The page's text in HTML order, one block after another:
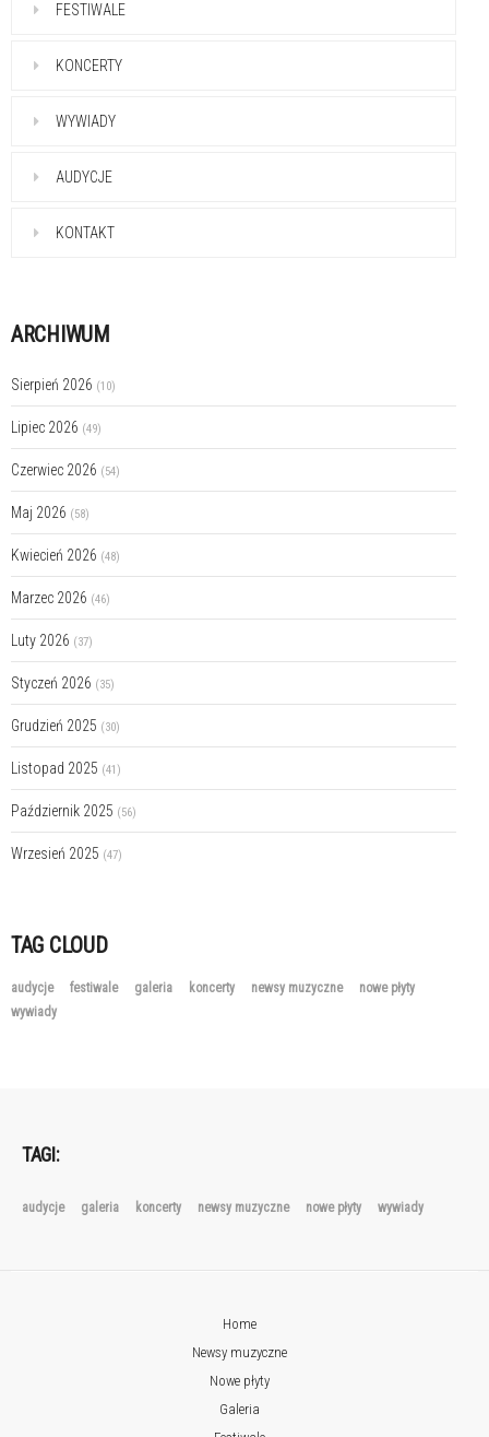
FESTIWALE
KONCERTY
WYWIADY
AUDYCJE
KONTAKT
ARCHIWUM
Sierpień 2026 (10)
Lipiec 2026 (49)
Czerwiec 2026 (54)
Maj 2026 (58)
Kwiecień 2026 (48)
Marzec 2026 (46)
Luty 2026 (37)
Styczeń 2026 (35)
Grudzień 2025 (30)
Listopad 2025 (41)
Październik 2025 (56)
Wrzesień 2025 (47)
TAG CLOUD
audycje festiwale galeria koncerty newsy muzyczne
nowe płyty
wywiady
TAGI:
audycje galeria koncerty newsy muzyczne nowe płyty wywiady
Home
Newsy muzyczne
Nowe płyty
Galeria